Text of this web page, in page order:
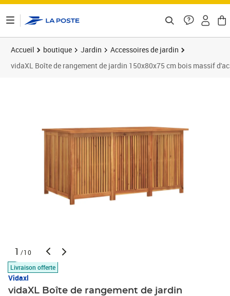
Accueil boutique Jardin
Accessoires de jardin
vidaXL Boîte de rangement de jardin 150x80x75 cm bois massif
1 /10
Livraison offerte
Vidaxl
vidaXL Boîte de rangement de jardin